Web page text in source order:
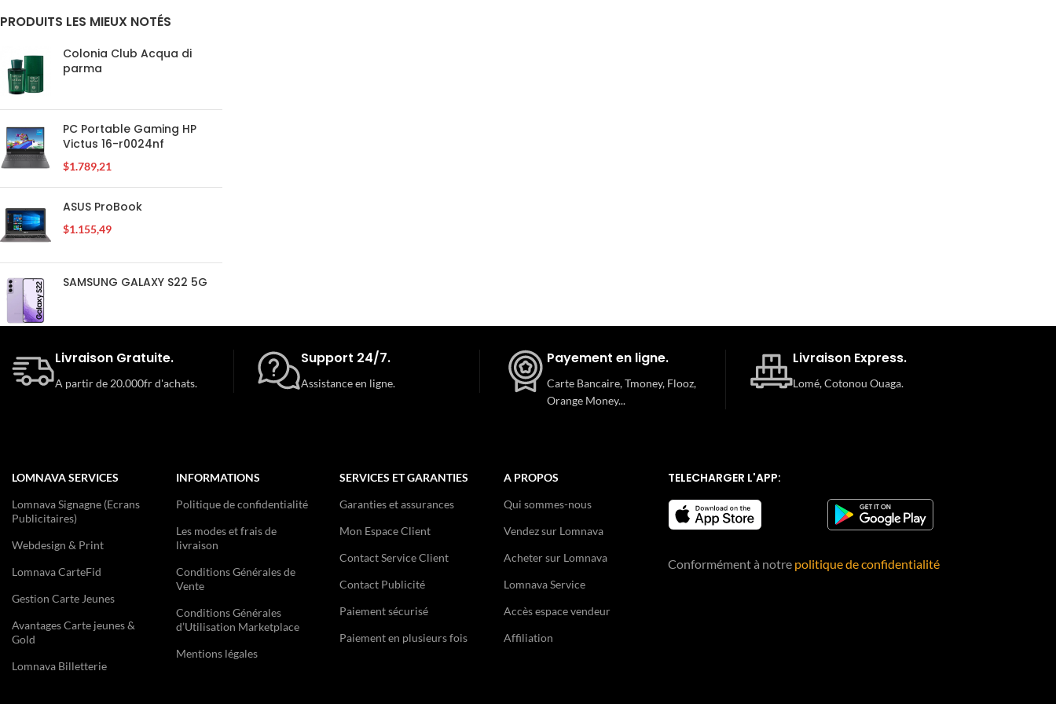
PRODUITS LES MIEUX NOTÉS
Colonia Club Acqua di
parma
PC Portable Gaming HP
Victus 16-r0024nf
$1.789,21
ASUS ProBook
$1.155,49
SAMSUNG GALAXY S22 5G
Livraison Gratuite.
A partir de 20.000fr d'achats.
Support 24/7.
Assistance en ligne.
Payement en ligne.
Carte Bancaire, Tmoney, Flooz,
Orange Money...
Livraison Express.
Lomé, Cotonou Ouaga.
LOMNAVA SERVICES
Lomnava Signagne (Ecrans
Publicitaires)
Webdesign & Print
Lomnava CarteFid
Gestion Carte Jeunes
Avantages Carte jeunes &
Gold
Lomnava Billetterie
INFORMATIONS
Politique de confidentialité
Les modes et frais de
livraison
Conditions Générales de
Vente
Conditions Générales
d’Utilisation Marketplace
Mentions légales
SERVICES ET GARANTIES
Garanties et assurances
Mon Espace Client
Contact Service Client
Contact Publicité
Paiement sécurisé
Paiement en plusieurs fois
A PROPOS
Qui sommes-nous
Vendez sur Lomnava
Acheter sur Lomnava
Lomnava Service
Accès espace vendeur
Affiliation
TELECHARGER L'APP:
Conformément à notre politique de confidentialité